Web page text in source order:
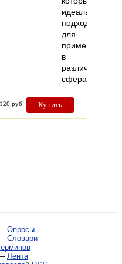
идеально
подходит
для
применения
в
различных
сферах.
руб Купить
Опросы
Словари
Лента